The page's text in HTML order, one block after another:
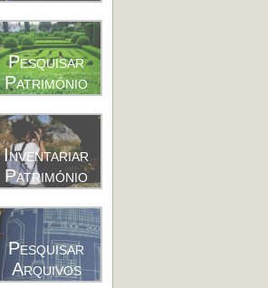
Pesquisar
Património
Inventariar
Património
Pesquisar
Arquivos